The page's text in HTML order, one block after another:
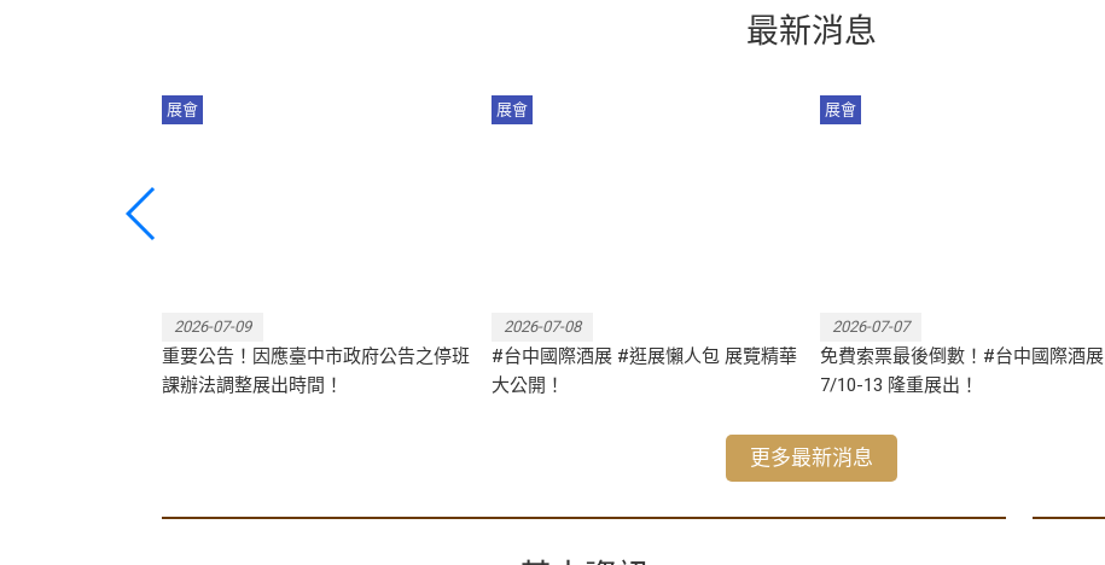
最新消息
敬請逛展民眾於颱風期間注意自
展會
2026-07-09
重要公告！因應臺中市政府公告之停班
課辦法調整展出時間！
收藏起來，帶著懶人包逛展，輕
展會
2026-07-08
#台中國際酒展 #逛展懶人包 展覽精華
大公開！
把握限時免費門票機會，一起迎
展會
2026-07-07
免費索票最後倒數！#台中國際酒展
7/10-13 隆重展出！
更多最新消息